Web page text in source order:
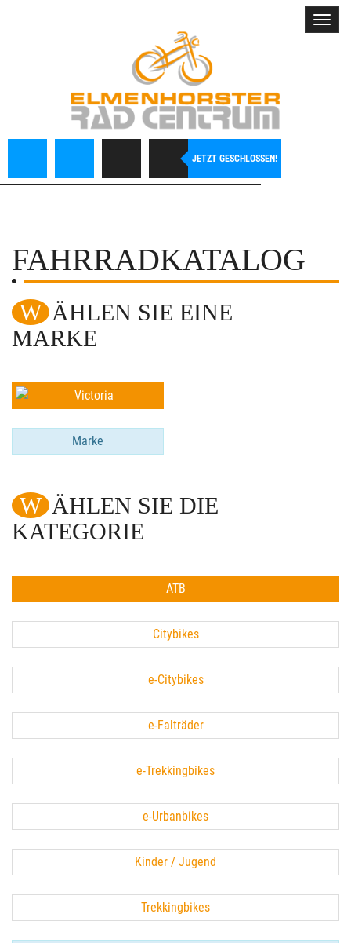
JETZT GESCHLOSSEN!
FAHRRADKATALOG
WÄHLEN SIE EINE
MARKE
Marke
WÄHLEN SIE DIE
KATEGORIE
ATB
Citybikes
e-Citybikes
e-Falträder
e-Trekkingbikes
e-Urbanbikes
Kinder / Jugend
Trekkingbikes